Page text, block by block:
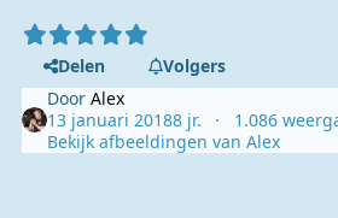
Delen
Volgers
DoorAlex
13 januari 20188 jr.
1.086
Bekijk afbeeldingen van Alex